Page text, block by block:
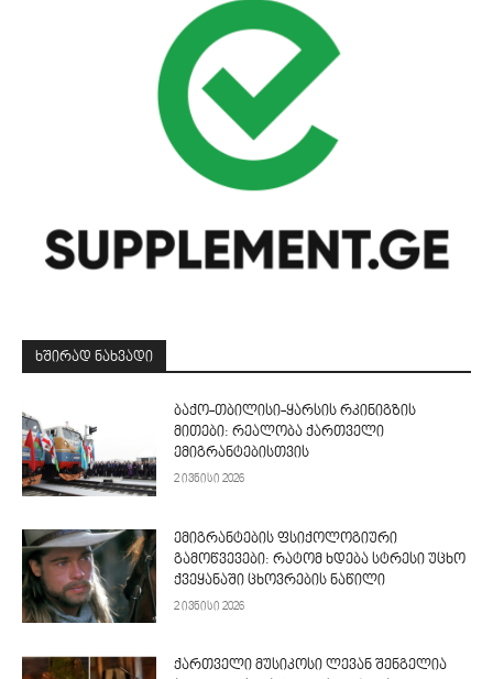
ᲮᲨᲘᲠᲐᲓ ᲜᲐᲮᲕᲐᲓᲘ
ბაქო-თბილისი-ყარსის რკინიგზის
მითები: რეალობა ქართველი
ემიგრანტებისთვის
2 ივნისი 2026
ემიგრანტების ფსიქოლოგიური
გამოწვევები: რატომ ხდება სტრესი უცხო
ქვეყანაში ცხოვრების ნაწილი
2 ივნისი 2026
ქართველი მუსიკოსი ლევან შენგელია